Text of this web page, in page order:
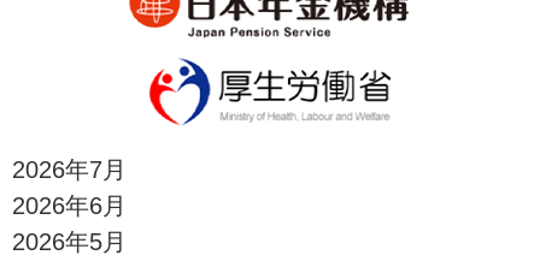
2026年7月
2026年6月
2026年5月